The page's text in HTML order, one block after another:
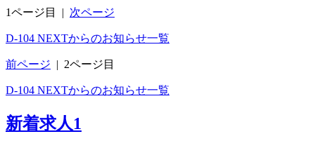
1ページ目 | 次ページ
D-104 NEXTからのお知らせ一覧
前ページ | 2ページ目
D-104 NEXTからのお知らせ一覧
新着求人1